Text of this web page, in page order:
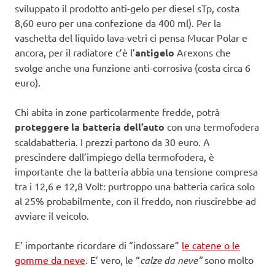
sviluppato il prodotto anti-gelo per diesel sTp, costa
8,60 euro per una confezione da 400 ml). Per la
vaschetta del liquido lava-vetri ci pensa Mucar Polar e
ancora, per il radiatore c’è l’antigelo Arexons che
svolge anche una funzione anti-corrosiva (costa circa 6
euro).
Chi abita in zone particolarmente fredde, potrà
proteggere la batteria dell’auto con una termofodera
scaldabatteria. I prezzi partono da 30 euro. A
prescindere dall’impiego della termofodera, è
importante che la batteria abbia una tensione compresa
tra i 12,6 e 12,8 Volt: purtroppo una batteria carica solo
al 25% probabilmente, con il freddo, non riuscirebbe ad
avviare il veicolo.
E’ importante ricordare di “indossare” le catene o le
gomme da neve . E’ vero, le “calze da neve”sono molto